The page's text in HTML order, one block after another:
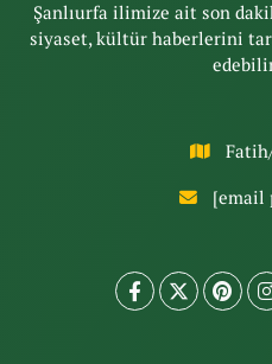
Şanlıurfa ilimize ait son
siyaset, kültür haberlerini
[email